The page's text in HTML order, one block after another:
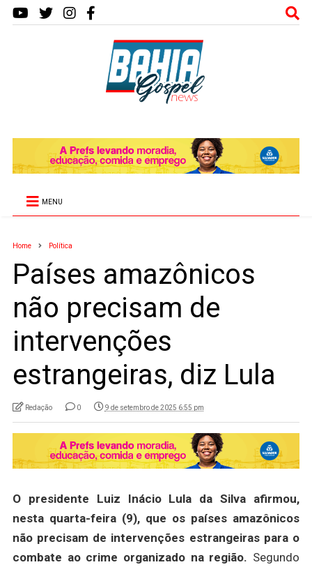
MENU
Home Política
Países amazônicos
não precisam de
intervenções
estrangeiras, diz Lula
Redação 0 9 de setembro de 2025 6:55 pm
O presidente Luiz Inácio Lula da Silva afirmou,
nesta quarta-feira (9), que os países amazônicos
não precisam de intervenções estrangeiras para o
combate ao crime organizado na região. Segundo